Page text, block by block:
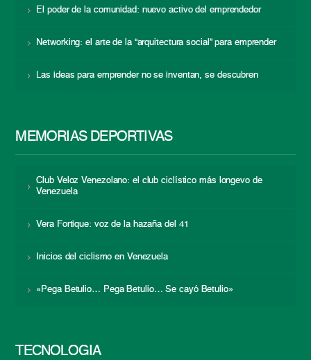
El poder de la comunidad: nuevo activo del emprendedor
Networking: el arte de la “arquitectura social” para emprender
Las ideas para emprender no se inventan, se descubren
MEMORIAS DEPORTIVAS
Club Veloz Venezolano: el club ciclístico más longevo de
Venezuela
Vera Fortique: voz de la hazaña del 41
Inicios del ciclismo en Venezuela
«Pega Betulio… Pega Betulio… Se cayó Betulio»
TECNOLOGÍA